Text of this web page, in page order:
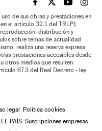
EL PAÍS BRASIL EN
EL PAÍSEL PAÍS
EL
de sus obras y prestaciones en
el artículo 32.1 del TRLPI;
distribución y
sobre temas de actualidad
realiza una reserva expresa
prestaciones accesibles desde
otros medios que resulten
67.3 del Real Decreto - ley
legal Política cookies
PAÍS Suscripciones empresas